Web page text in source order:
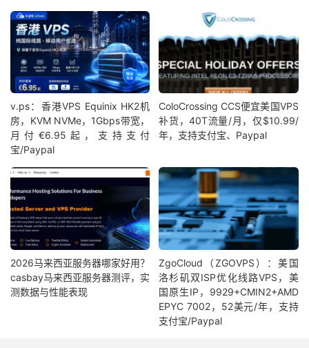
v.ps：香港VPS Equinix HK2机
房，KVM NVMe，1Gbps带宽，
月付€6.95起，支持支付
宝/Paypal
ColoCrossing CCS便宜美国VPS
补货，40T流量/月，仅$10.99/
年，支持支付宝、Paypal
2026马来西亚服务器哪家好用？
casbay马来西亚服务器测评，实
测数据与性能表现
ZgoCloud（ZGOVPS）：美国
洛杉矶双ISP优化线路VPS，美
国原生IP，9929+CMIN2+AMD
EPYC 7002，52美元/年，支持
支付宝/Paypal